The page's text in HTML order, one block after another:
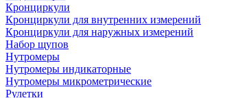
Кронциркули
Кронциркули для внутренних измерений
Кронциркули для наружных измерений
Набор щупов
Нутромеры
Нутромеры индикаторные
Нутромеры микрометрические
Рулетки